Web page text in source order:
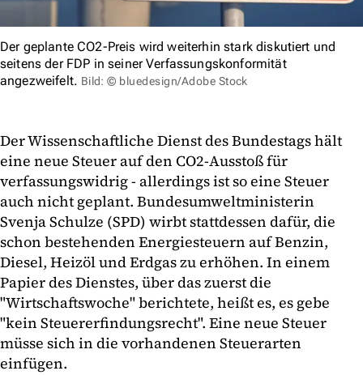
Der geplante CO2-Preis wird weiterhin stark diskutiert und
seitens der FDP in seiner Verfassungskonformität
angezweifelt. Bild: © bluedesign/Adobe Stock
Der Wissenschaftliche Dienst des Bundestags hält
eine neue Steuer auf den CO2-Ausstoß für
verfassungswidrig - allerdings ist so eine Steuer
auch nicht geplant. Bundesumweltministerin
Svenja Schulze (SPD) wirbt stattdessen dafür, die
schon bestehenden Energiesteuern auf Benzin,
Diesel, Heizöl und Erdgas zu erhöhen. In einem
Papier des Dienstes, über das zuerst die
"Wirtschaftswoche" berichtete, heißt es, es gebe
"kein Steuererfindungsrecht". Eine neue Steuer
müsse sich in die vorhandenen Steuerarten
einfügen.